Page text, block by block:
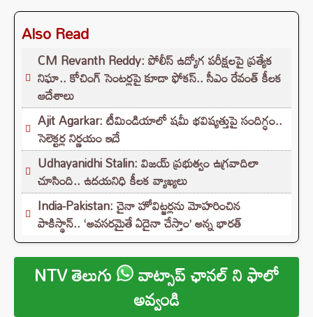
Also Read
CM Revanth Reddy: పోలీస్ ఉద్యోగ పరీక్షలపై ప్రత్యేక
నిఘా.. కోచింగ్ సెంటర్లపై కూడా ఫోకస్.. సీఎం రేవంత్ కీలక
ఆదేశాలు
Ajit Agarkar: టీమిండియాలో షమీ భవిష్యత్తుపై సందిగ్ధం..
సెలెక్టర్ల నిర్ణయం ఇదే
Udhayanidhi Stalin: విజయ్ ప్రభుత్వం ఉగ్రవాదిలా
చూసింది.. ఉదయనిధి కీలక వ్యాఖ్యలు
India-Pakistan: చైనా హోవిట్జర్లను మోహరించిన
పాకిస్థాన్.. ‘అవసరమైతే ఏదైనా చేస్తాం’ అన్న భారత్
NTV తెలుగు వాట్సాప్ ఛానల్ ని ఫాలో
అవ్వండి